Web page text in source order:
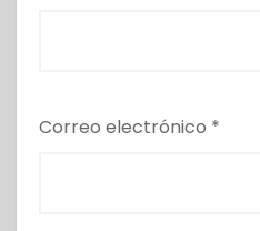
Correo electrónico *